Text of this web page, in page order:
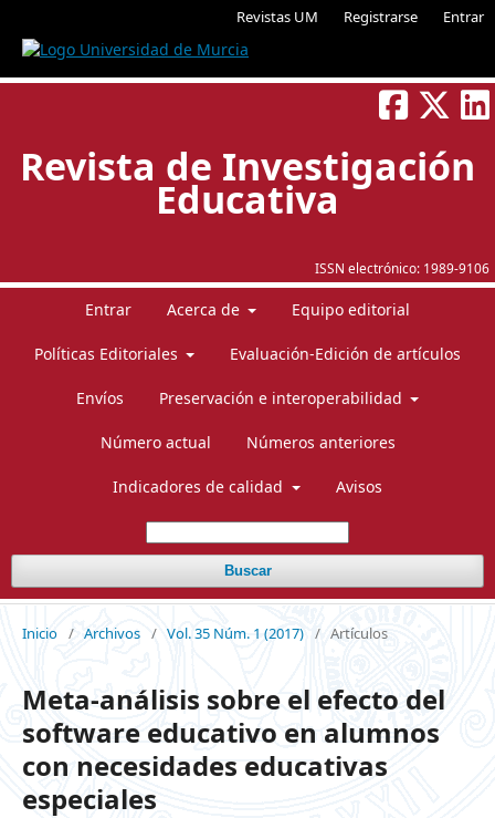
Revistas UM Registrarse Entrar
ISSN electrónico: 1989-9106
Revista de Investigación
Educativa
Entrar Acerca de Equipo editorial
Políticas Editoriales Evaluación-Edición de artículos
Envíos Preservación e interoperabilidad
Número actual Números anteriores
Indicadores de calidad Avisos
Buscar
Inicio / Archivos / Vol. 35 Núm. 1 (2017) / Artículos
Meta-análisis sobre el efecto del
software educativo en alumnos
con necesidades educativas
especiales